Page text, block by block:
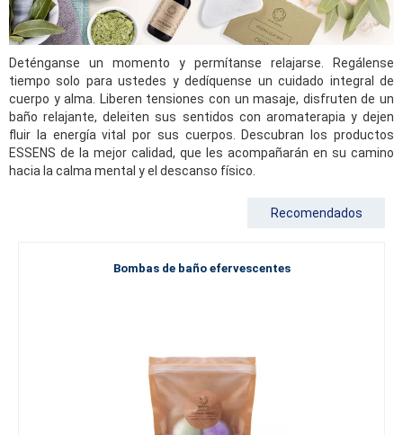
Deténganse un momento y permítanse relajarse. Regálense
tiempo solo para ustedes y dedíquense un cuidado integral de
cuerpo y alma. Liberen tensiones con un masaje, disfruten de un
baño relajante, deleiten sus sentidos con aromaterapia y dejen
fluir la energía vital por sus cuerpos. Descubran los productos
ESSENS de la mejor calidad, que les acompañarán en su camino
hacia la calma mental y el descanso físico.
Recomendados
Bombas de baño efervescentes